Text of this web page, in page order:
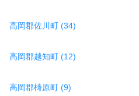
高岡郡佐川町 (34)
高岡郡越知町 (12)
高岡郡梼原町 (9)